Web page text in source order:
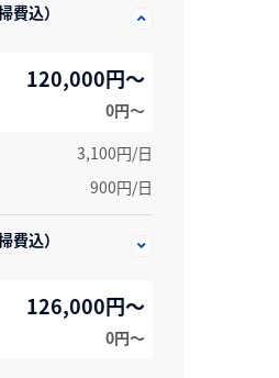
費込）
120,000円～
0円〜
3,100円/日
900円/日
費込）
126,000円～
0円〜